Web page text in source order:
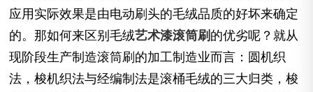
应用实际效果是由电动刷头的毛绒品质的好坏来确定
的。那如何来区别毛绒艺术漆滚筒刷 的优劣呢？就从
现阶段生产制造滚筒刷的加工制造业而言：圆机织
法，梭机织法与经编制法是滚桶毛绒的三大归类，梭